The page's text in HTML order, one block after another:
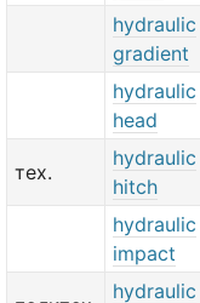
hydraulic
gradient
hydraulic
head
тех.
hydraulic
hitch
hydraulic
impact
hydraulic